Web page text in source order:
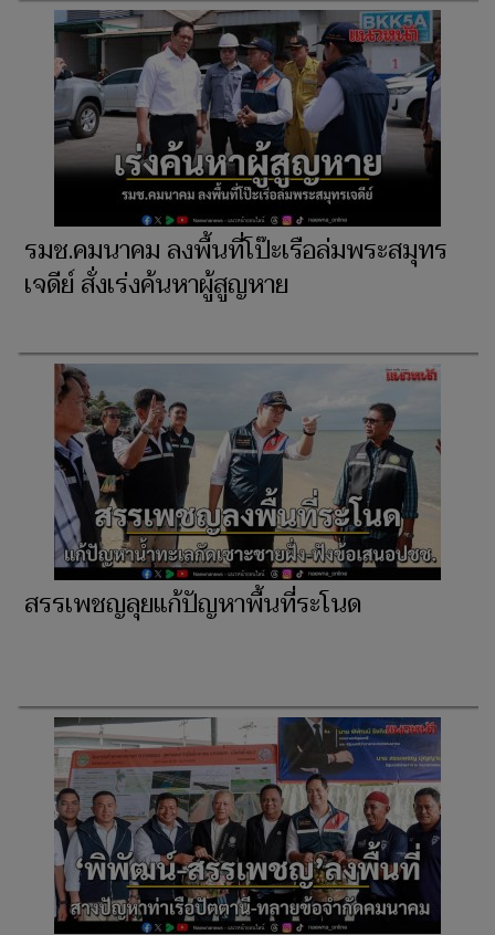
รมช.คมนาคม ลงพื้นที่โป๊ะเรือล่มพระสมุทร
เจดีย์ สั่งเร่งค้นหาผู้สูญหาย
สรรเพชญลุยแก้ปัญหาพื้นที่ระโนด